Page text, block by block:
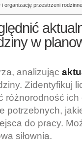
organizację przestrzeni
w
analizując
Zidentyfikuj
różnorodność ich
potrzebnych,
do pracy.
siłownia.